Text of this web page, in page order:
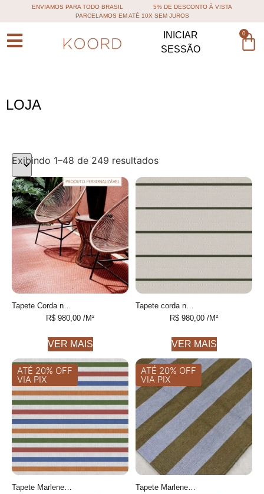
ENVIAMOS PARA TODO BRASIL
5% DE DESCONTO À VISTA
PARCELAMOS EM ATÉ 10X SEM JUROS
INICIAR
SESSÃO
0
LOJA
Exibindo 1–48 de 249 resultados
Tapete Corda náutica Trama Personalizável feito à mão
R$ 980,00 /M²
VER MAIS
Tapete corda náutica listrado Personalizável feito à mão
R$ 980,00 /M²
VER MAIS
ATÉ 20% OFF
VIA PIX
ATÉ 20% OFF
VIA PIX